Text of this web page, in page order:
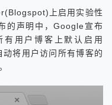
上启用实验性
的声明中，Google宣布
用户博客上默认启用
将用户访问所有博客的